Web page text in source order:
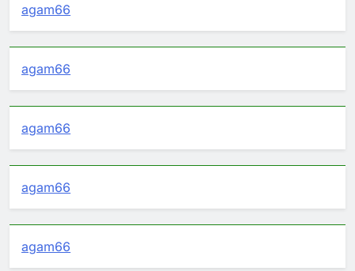
agam66
agam66
agam66
agam66
agam66